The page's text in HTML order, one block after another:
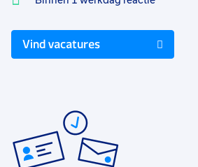
Vind vacatures